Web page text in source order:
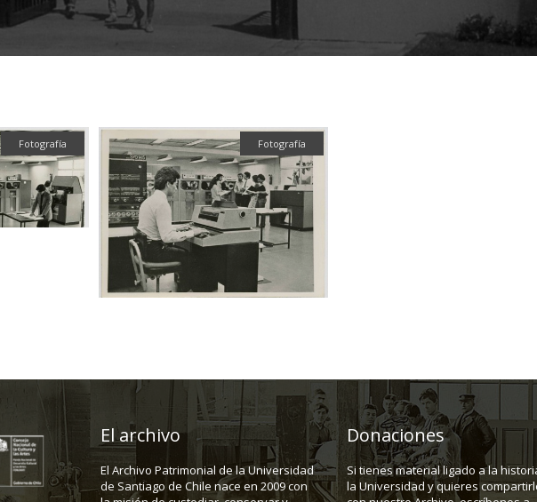
Fotografía Fotografía
El archivo
El Archivo Patrimonial de la Universidad
de Santiago de Chile nace en 2009 con
Donaciones
Si tienes material ligado a la
la Universidad y quieres